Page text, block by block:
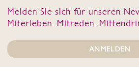
Melden Sie sich für unseren
Miterleben. Mitreden.
ANMELDEN